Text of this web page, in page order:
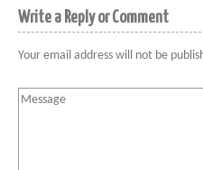
Write a Reply or Comment
Your email address will not be